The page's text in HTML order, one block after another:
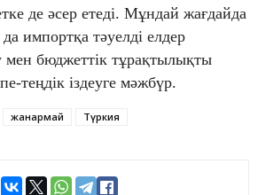
де әсер етеді. Мұндай жағдайда
импортқа тәуелді елдер
бюджеттік тұрақтылықты
теңдік іздеуге мәжбүр.
жанармай Түркия